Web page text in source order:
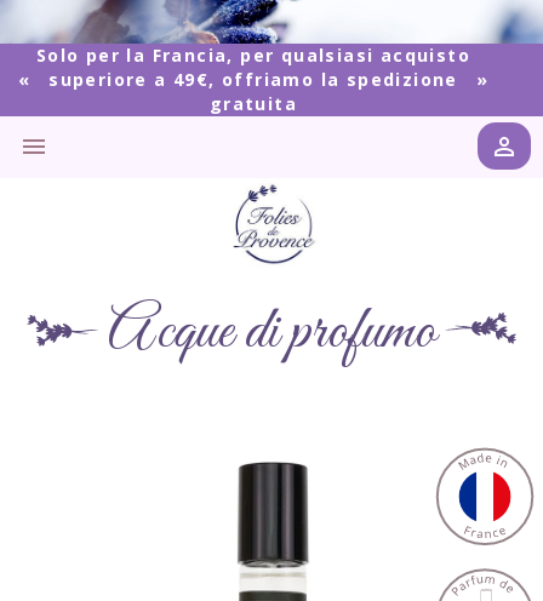
Solo per la Francia, per qualsiasi acquisto
superiore a 49€, offriamo la spedizione
gratuita
 
Acque di profumo